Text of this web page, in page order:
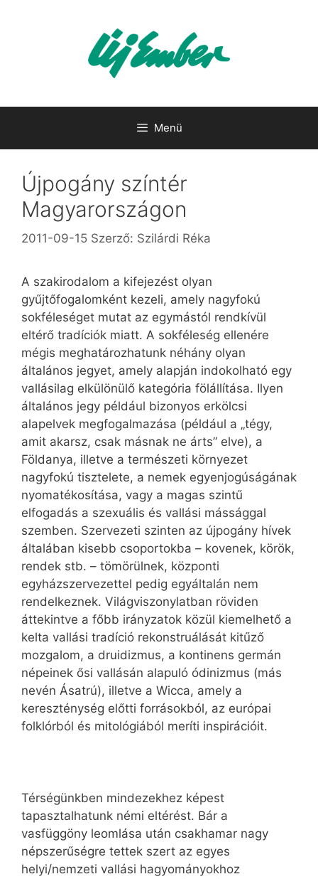
Menü
Újpogány színtér
Magyarországon
2011-09-15 Szerző: Szilárdi Réka
A szakirodalom a kifejezést olyan
gyűjtőfogalomként kezeli, amely nagyfokú
sokféleséget mutat az egymástól rendkívül
eltérő tradíciók miatt. A sokféleség ellenére
mégis meghatározhatunk néhány olyan
általános jegyet, amely alapján indokolható egy
vallásilag elkülönülő kategória fölállítása. Ilyen
általános jegy például bizonyos erkölcsi
alapelvek megfogalmazása (például a „tégy,
amit akarsz, csak másnak ne árts” elve), a
Földanya, illetve a természeti környezet
nagyfokú tisztelete, a nemek egyenjogúságának
nyomatékosítása, vagy a magas szintű
elfogadás a szexuális és vallási mássággal
szemben. Szervezeti szinten az újpogány hívek
általában kisebb csoportokba – kovenek, körök,
rendek stb. – tömörülnek, központi
egyházszervezettel pedig egyáltalán nem
rendelkeznek. Világviszonylatban röviden
áttekintve a főbb irányzatok közül kiemelhető a
kelta vallási tradíció rekonstruálását kitűző
mozgalom, a druidizmus, a kontinens germán
népeinek ősi vallásán alapuló ódinizmus (más
nevén Ásatrú), illetve a Wicca, amely a
kereszténység előtti forrásokból, az európai
folklórból és mitológiából meríti inspirációit.
Térségünkben mindezekhez képest
tapasztalhatunk némi eltérést. Bár a
vasfüggöny leomlása után csakhamar nagy
népszerűségre tettek szert az egyes
helyi/nemzeti vallási hagyományokhoz